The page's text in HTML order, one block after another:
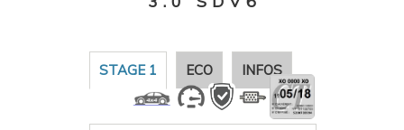
STAGE 1 ECO INFOS